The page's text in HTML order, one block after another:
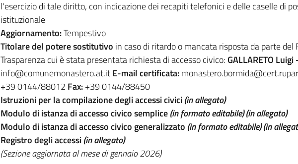
l'esercizio di tale diritto, con indicazione dei recapiti telefonici e delle caselle di
istituzionale
Aggiornamento:Tempestivo
Titolare del potere sostitutivo in caso di ritardo o mancata risposta da parte del
Trasparenza cui è stata presentata richiesta di accesso civico: GALLARETO
info@comunemonastero.at.itE-mail certificata:
+39 0144/88012 Fax:+39 0144/88450
Istruzioni per la compilazione degli accessi civici(in allegato)
Modulo di istanza di accesso civico semplice(in formato editabile) (in allegato)
Modulo di istanza di accesso civico generalizzato (in formato editabile) (in
Registro degli accessi(in allegato)
(Sezione aggiornata al mese di gennaio 2026)